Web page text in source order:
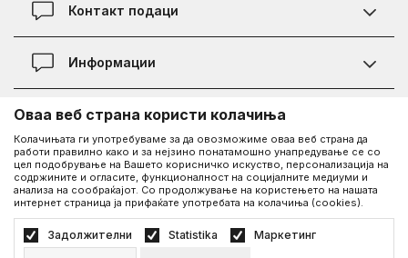
Контакт подаци
Контакт
Информации
Политика на приватност
Најчести прашања
Како да купите
Информации за Under Armour
За нас - приказната за Under Armour
Дознајте повеќе за UA
Вработување
Соработка
UA Social
Facebook
©2026www.underarmour.mk, ИзработкаNB SOFT. Сите права задржани.
Политика на приватност
Услови на користење
Оваа веб страна користи колачиња
Колачињата ги употребуваме за да овозможиме оваа веб страна да
работи правилно како и за нејзино понатамошно унапредување се со
цел подобрување на Вашето корисничко искуство, персонализација на
содржините и огласите, функционалност на социјалните медиуми и
анализа на сообраќајот. Со продолжување на користењето на нашата
интернет страница ја прифаќате употребата на колачиња (cookies).
Задолжителни Statistika Маркетинг